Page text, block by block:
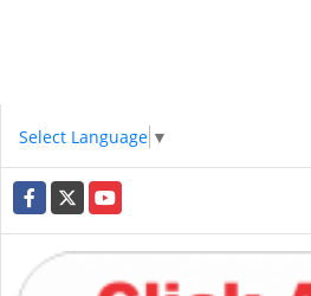
Select Language ▼
Facebook
X YouTube